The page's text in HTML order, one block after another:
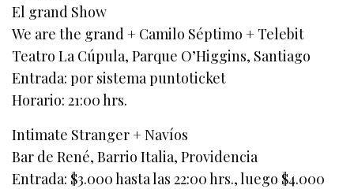
El grand Show
We are the grand + Camilo Séptimo + Telebit
Teatro La Cúpula, Parque O’Higgins, Santiago
Entrada: por sistema puntoticket
Horario: 21:00 hrs.
Intimate Stranger + Navíos
Bar de René, Barrio Italia, Providencia
Entrada: $3.000 hasta las 22:00 hrs., luego $4.000